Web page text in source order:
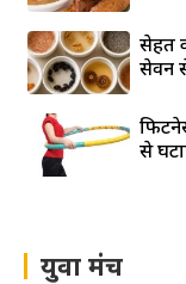
सेहत
सेवन
से
युवा मंच